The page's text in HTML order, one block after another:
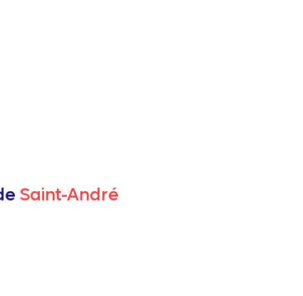
Saint-André